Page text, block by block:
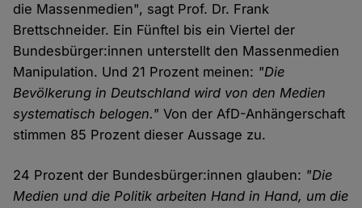
die Massenmedien", sagt Prof. Dr. Frank
Brettschneider. Ein Fünftel bis ein Viertel der
Bundesbürger:innen unterstellt den Massenmedien
Manipulation. Und 21 Prozent meinen: "Die
Bevölkerung in Deutschland wird von den Medien
systematisch belogen." Von der AfD-Anhängerschaft
stimmen 85 Prozent dieser Aussage zu.
24 Prozent der Bundesbürger:innen glauben: "Die
Medien und die Politik arbeiten Hand in Hand, um die